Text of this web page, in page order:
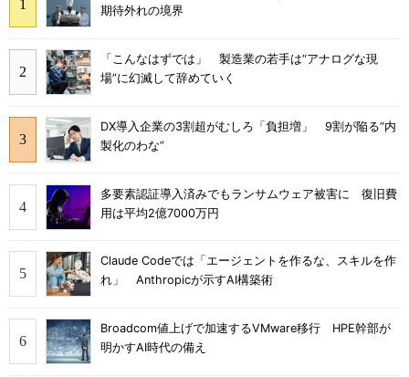
期待外れの境界
「こんなはずでは」 製造業の若手は“アナログな現
場”に幻滅して辞めていく
DX導入企業の3割超がむしろ「負担増」 9割が陥る“内
製化のわな”
多要素認証導入済みでもランサムウェア被害に 復旧費
用は平均2億7000万円
Claude Codeでは「エージェントを作るな、スキルを作
れ」 Anthropicが示すAI構築術
Broadcom値上げで加速するVMware移行 HPE幹部が
明かすAI時代の備え